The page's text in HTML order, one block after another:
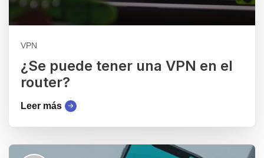
VPN
¿Se puede tener una VPN en el
router?
Leer más